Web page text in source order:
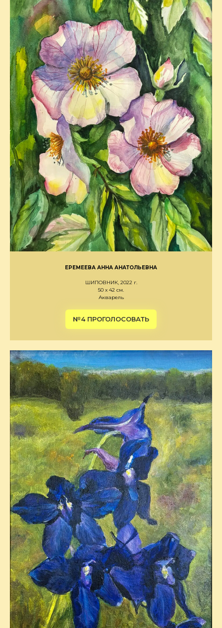
ЕРЕМЕЕВА АННА АНАТОЛЬЕВНА
ШИПОВНИК, 2022 г.
50 х 42 см.
Акварель
№4 ПРОГОЛОСОВАТЬ